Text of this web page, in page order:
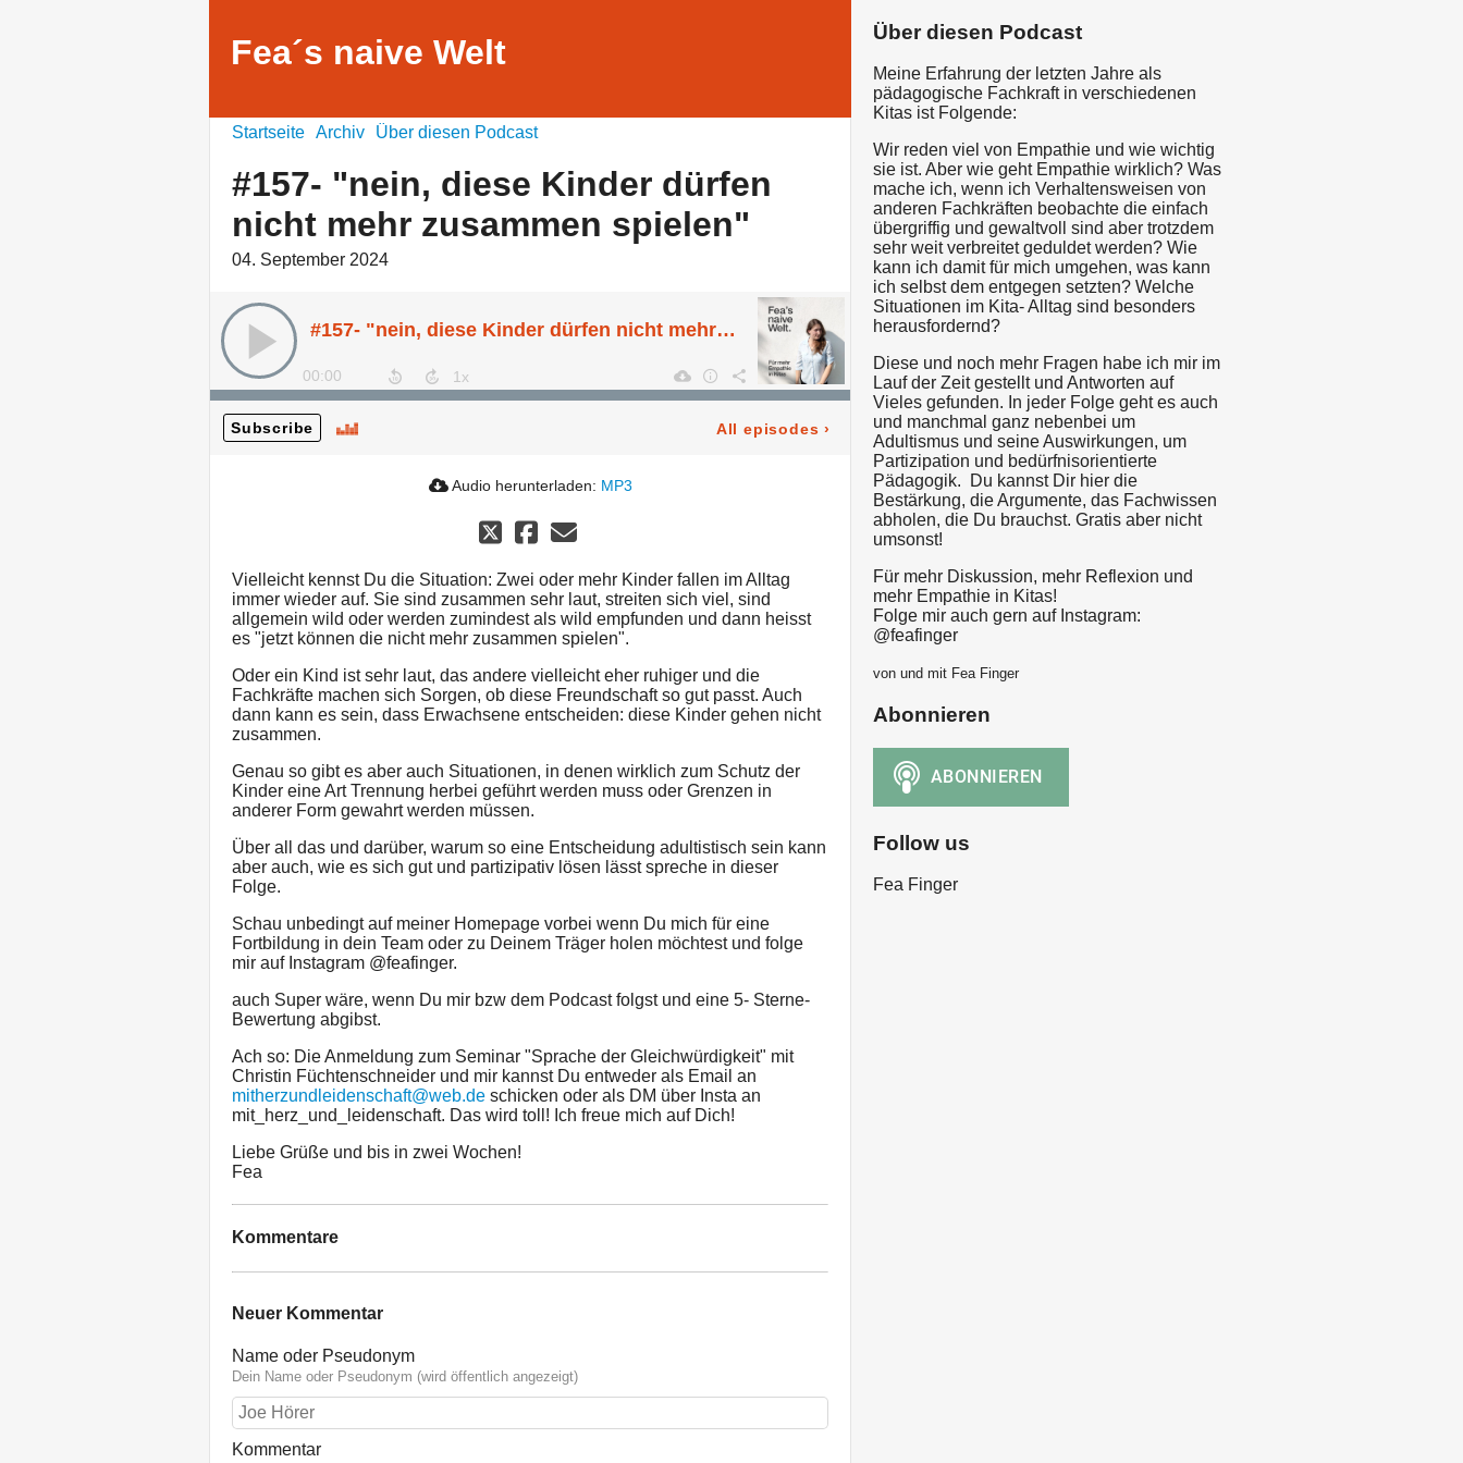
Fea´s naive Welt
Startseite Archiv Über diesen Podcast
#157- "nein, diese Kinder dürfen
nicht mehr zusammen spielen"
04. September 2024
#157- "nein, diese Kinder dürfen nicht mehr zusammen spielen"
00:00
Subscribe All episodes ›
Audio herunterladen: MP3
Vielleicht kennst Du die Situation: Zwei oder mehr Kinder fallen im Alltag
immer wieder auf. Sie sind zusammen sehr laut, streiten sich viel, sind
allgemein wild oder werden zumindest als wild empfunden und dann heisst
es "jetzt können die nicht mehr zusammen spielen".
Oder ein Kind ist sehr laut, das andere vielleicht eher ruhiger und die
Fachkräfte machen sich Sorgen, ob diese Freundschaft so gut passt. Auch
dann kann es sein, dass Erwachsene entscheiden: diese Kinder gehen nicht
zusammen.
Genau so gibt es aber auch Situationen, in denen wirklich zum Schutz der
Kinder eine Art Trennung herbei geführt werden muss oder Grenzen in
anderer Form gewahrt werden müssen.
Über all das und darüber, warum so eine Entscheidung adultistisch sein kann
aber auch, wie es sich gut und partizipativ lösen lässt spreche in dieser
Folge.
Schau unbedingt auf meiner Homepage vorbei wenn Du mich für eine
Fortbildung in dein Team oder zu Deinem Träger holen möchtest und folge
mir auf Instagram @feafinger.
auch Super wäre, wenn Du mir bzw dem Podcast folgst und eine 5- Sterne-
Bewertung abgibst.
Ach so: Die Anmeldung zum Seminar "Sprache der Gleichwürdigkeit" mit
Christin Füchtenschneider und mir kannst Du entweder als Email an
mitherzundleidenschaft@web.de schicken oder als DM über Insta an
mit_herz_und_leidenschaft. Das wird toll! Ich freue mich auf Dich!
Liebe Grüße und bis in zwei Wochen!
Fea
Kommentare
Neuer Kommentar
Name oder Pseudonym
Dein Name oder Pseudonym (wird öffentlich angezeigt)
Kommentar
Über diesen Podcast
Meine Erfahrung der letzten Jahre als
pädagogische Fachkraft in verschiedenen
Kitas ist Folgende:
Wir reden viel von Empathie und wie wichtig
sie ist. Aber wie geht Empathie wirklich? Was
mache ich, wenn ich Verhaltensweisen von
anderen Fachkräften beobachte die einfach
übergriffig und gewaltvoll sind aber trotzdem
sehr weit verbreitet geduldet werden? Wie
kann ich damit für mich umgehen, was kann
ich selbst dem entgegen setzten? Welche
Situationen im Kita- Alltag sind besonders
herausfordernd?
Diese und noch mehr Fragen habe ich mir im
Lauf der Zeit gestellt und Antworten auf
Vieles gefunden. In jeder Folge geht es auch
und manchmal ganz nebenbei um
Adultismus und seine Auswirkungen, um
Partizipation und bedürfnisorientierte
Pädagogik. Du kannst Dir hier die
Bestärkung, die Argumente, das Fachwissen
abholen, die Du brauchst. Gratis aber nicht
umsonst!
Für mehr Diskussion, mehr Reflexion und
mehr Empathie in Kitas!
Folge mir auch gern auf Instagram:
@feafinger
von und mit Fea Finger
Abonnieren
Follow us
Fea Finger